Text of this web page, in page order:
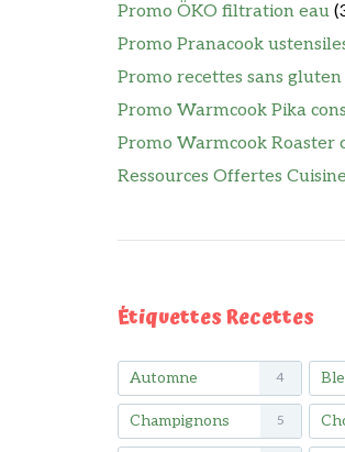
Promo ÖKO filtration eau
Promo Pranacook
Promo recettes sans
Promo Warmcook Pika
Promo Warmcook Roaster
Ressources Offertes
Étiquettes Recettes
Automne 4
Champignons 5